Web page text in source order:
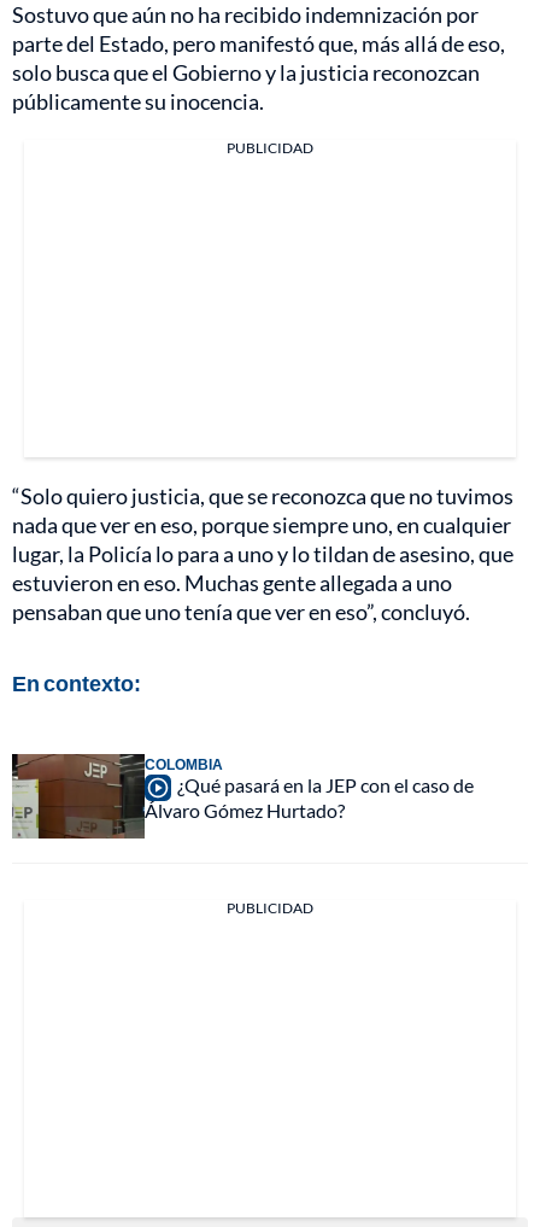
Sostuvo que aún no ha recibido indemnización por
parte del Estado, pero manifestó que, más allá de eso,
solo busca que el Gobierno y la justicia reconozcan
públicamente su inocencia.
PUBLICIDAD
“Solo quiero justicia, que se reconozca que no tuvimos
nada que ver en eso, porque siempre uno, en cualquier
lugar, la Policía lo para a uno y lo tildan de asesino, que
estuvieron en eso. Muchas gente allegada a uno
pensaban que uno tenía que ver en eso”, concluyó.
En contexto:
COLOMBIA
¿Qué pasará en la JEP con el caso de
Álvaro Gómez Hurtado?
PUBLICIDAD